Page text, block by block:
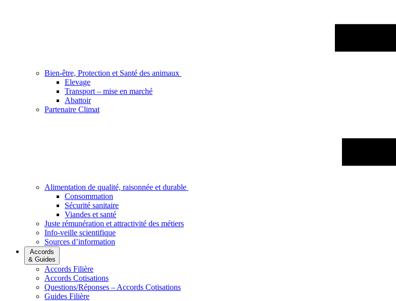
Bien-être, Protection et Santé des animaux
Elevage
Transport – mise en marché
Abattoir
Partenaire Climat
Alimentation de qualité, raisonnée et durable
Consommation
Sécurité sanitaire
Viandes et santé
Juste rémunération et attractivité des métiers
Info-veille scientifique
Sources d’information
Accords
& Guides
Accords Filière
Accords Cotisations
Questions/Réponses – Accords Cotisations
Guides Filière